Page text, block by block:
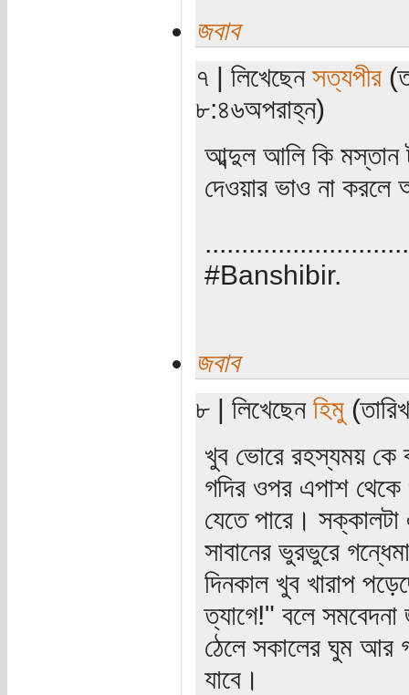
জবাব
৭ | লিখেছেন সত্যপীর
৮:৪৬অপরাহ্ন)
আব্দুল আলি কি মস্তান
দেওয়ার ভাও না করলে
#Banshibir.
জবাব
৮ | লিখেছেন হিমু
খুব ভোরে রহস্যময় কে
গদির ওপর এপাশ
যেতে পারে।
সাবানের ভুরভুরে
দিনকাল খুব খারাপ
ত্যাগে!" বলে সমবেদনা
ঠেলে সকালের ঘুম আর
যাবে।